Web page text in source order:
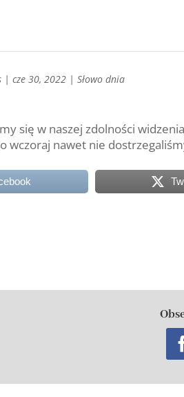
|cze 30, 2022 |Słowo dnia
się w naszej zdolności
wczoraj nawet nie